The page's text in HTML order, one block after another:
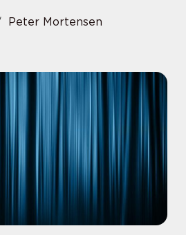
Peter Mortensen